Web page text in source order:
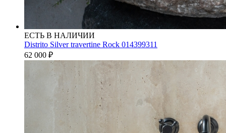
ЕСТЬ В НАЛИЧИИ
Distrito Silver travertine Rock 014399311
62 000 ₽